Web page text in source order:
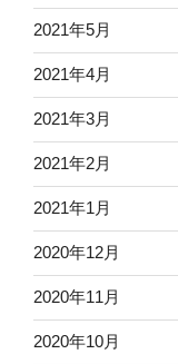
2021年5月
2021年4月
2021年3月
2021年2月
2021年1月
2020年12月
2020年11月
2020年10月